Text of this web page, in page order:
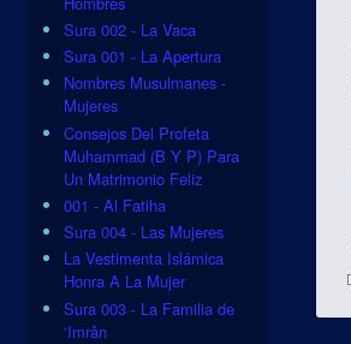
Sura 002 - La Vaca
Sura 001 - La Apertura
Nombres Musulmanes -
Mujeres
Consejos Del Profeta
Muhammad (B Y P) Para
Un Matrimonio Feliz
001 - Al Fatiha
Sura 004 - Las Mujeres
La Vestimenta Islámica
Honra A La Mujer
Sura 003 - La Familia de
‘Imrân